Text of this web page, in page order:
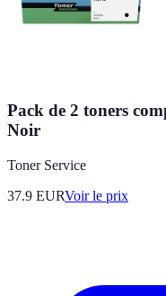
Pack de 2 toners
Noir
Toner Service
37.9 EURVoir le prix